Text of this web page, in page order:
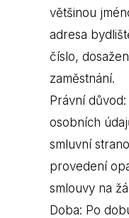
většinou
adresa
číslo,
zaměstnání.
Právní
osobních
smluvní
provedení
smlouvy na
Doba: Po